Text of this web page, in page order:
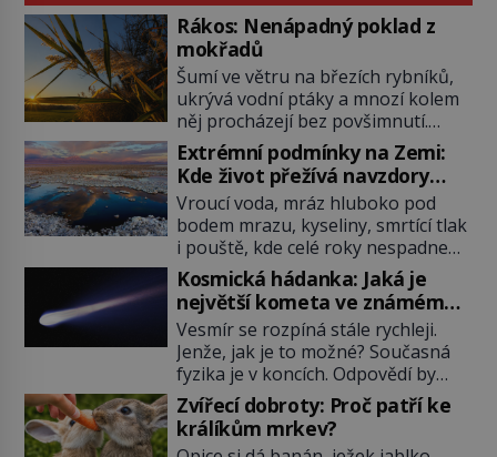
Rákos: Nenápadný poklad z
mokřadů
Šumí ve větru na březích rybníků,
ukrývá vodní ptáky a mnozí kolem
něj procházejí bez povšimnutí.
Přesto právě rákos pomáhal stavět
domy, vyrábět lodě, zapisovat první
texty a inspiroval řadu pověstí.
Tato skromná, ale užitečná
rostlina provází člověka už tisíce
let. Většina lidí vnímá rákos jen jako
obyčejnou kulisu letního koupání.
Stačí se však podívat […]
Extrémní podmínky na Zemi:
Kde život přežívá navzdory
všemu
Vroucí voda, mráz hluboko pod
bodem mrazu, kyseliny, smrtící tlak
i pouště, kde celé roky nespadne
jediná kapka deště. Na první
pohled místa, kde nemůže
existovat vůbec nic. Přesto právě
tady vědci objevují organismy,
které posouvají hranice života.
Každý nový nález mění naše
představy o tom, co všechno
dokáže příroda a napovídá, kde
bychom jednou […]
Kosmická hádanka: Jaká je
největší kometa ve známém
vesmíru?
Vesmír se rozpíná stále rychleji.
Jenže, jak je to možné? Současná
fyzika je v koncích. Odpovědí by
mohla být hypotetická temná
energie. Právě na tu se zaměří
pozornost dvojice zkušených
Zvířecí dobroty: Proč patří ke
králíkům mrkev?